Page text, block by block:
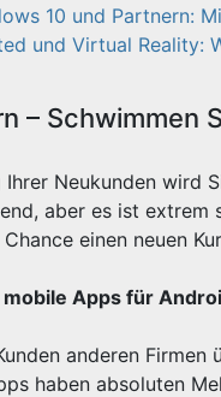
10 und Partnern:
und Virtual Reality:
– Schwimmen
Neukunden wird
aber es ist extrem
einen neuen
Apps für
anderen
haben absoluten